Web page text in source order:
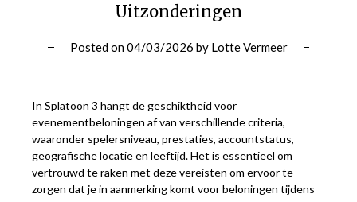
Uitzonderingen
Posted on04/03/2026 by Lotte Vermeer
In Splatoon 3 hangt de geschiktheid voor
evenementbeloningen af van verschillende criteria,
waaronder spelersniveau, prestaties, accountstatus,
geografische locatie en leeftijd. Het is essentieel om
vertrouwd te raken met deze vereisten om ervoor te
zorgen dat je in aanmerking komt voor beloningen tijdens